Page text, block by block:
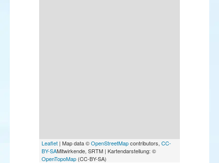
Leaflet | Map data ©OpenStreetMapcontributors, CC-
BY-SAMitwirkende, SRTM | Kartendarstellung: ©
OpenTopoMap (CC-BY-SA)